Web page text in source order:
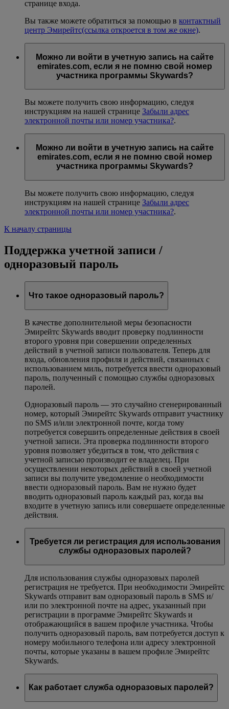
странице входа.
Вы также можете обратиться за помощью в контактный
центр Эмирейтс(ссылка откроется в том же окне).
Можно ли войти в учетную запись на сайте
emirates.com, если я не помню свой номер
участника программы Skywards?
Вы можете получить свою информацию, следуя
инструкциям на нашей странице Забыли адрес
электронной почты или номер участника?.
Можно ли войти в учетную запись на сайте
emirates.com, если я не помню свой номер
участника программы Skywards?
Вы можете получить свою информацию, следуя
инструкциям на нашей странице Забыли адрес
электронной почты или номер участника?.
К началу страницы
Поддержка учетной записи /
одноразовый пароль
Что такое одноразовый пароль?
В качестве дополнительной меры безопасности
Эмирейтс Skywards вводит проверку подлинности
второго уровня при совершении определенных
действий в учетной записи пользователя. Теперь для
входа, обновления профиля и действий, связанных с
использованием миль, потребуется ввести одноразовый
пароль, полученный с помощью службы одноразовых
паролей.
Одноразовый пароль — это случайно сгенерированный
номер, который Эмирейтс Skywards отправит участнику
по SMS и/или электронной почте, когда тому
потребуется совершить определенные действия в своей
учетной записи. Эта проверка подлинности второго
уровня позволяет убедиться в том, что действия с
учетной записью производит ее владелец. При
осуществлении некоторых действий в своей учетной
записи вы получите уведомление о необходимости
ввести одноразовый пароль. Вам не нужно будет
вводить одноразовый пароль каждый раз, когда вы
входите в учетную запись или совершаете определенные
действия.
Требуется ли регистрация для использования
службы одноразовых паролей?
Для использования службы одноразовых паролей
регистрация не требуется. При необходимости Эмирейтс
Skywards отправит вам одноразовый пароль в SMS и/
или по электронной почте на адрес, указанный при
регистрации в программе Эмирейтс Skywards и
отображающийся в вашем профиле участника. Чтобы
получить одноразовый пароль, вам потребуется доступ к
номеру мобильного телефона или адресу электронной
почты, которые указаны в вашем профиле Эмирейтс
Skywards.
Как работает служба одноразовых паролей?